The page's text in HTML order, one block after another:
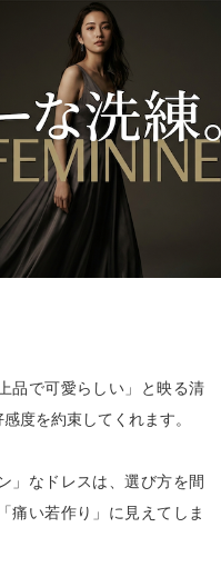
品で可愛らしい」と映る清
度を約束してくれます。
」なドレスは、選び方を間
痛い若作り」に見えてしま